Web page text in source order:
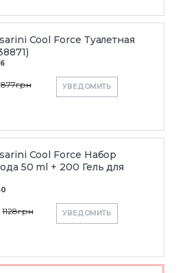
Cool Force Туалетная
877грн УВЕДОМИТЬ
Cool Force Набор
50 ml + 200 Гель для
1128грн УВЕДОМИТЬ